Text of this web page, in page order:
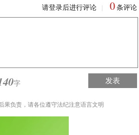
请登录后进行评论 0 条评论
字 发表
果负责，请各位遵守法纪注意语言文明